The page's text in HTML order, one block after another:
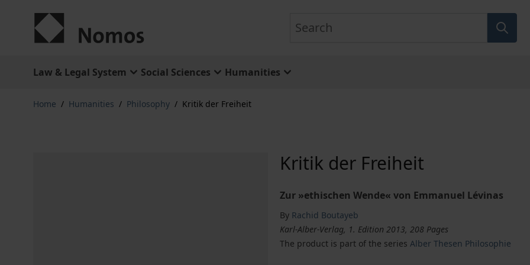
Law & Legal System Social Sciences Humanities
Home / Humanities / Philosophy / Kritik der Freiheit
Kritik der Freiheit
Zur »ethischen Wende« von Emmanuel Lévinas
By Rachid Boutayeb
Karl-Alber-Verlag, 1. Edition 2013, 208 Pages
The product is part of the seriesAlber Thesen Philosophie